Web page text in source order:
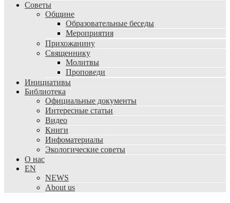
Советы
Общине
Образовательные беседы
Мероприятия
Прихожанину
Священнику
Молитвы
Проповеди
Инициативы
Библиотека
Официальные документы
Интересные статьи
Видео
Книги
Инфоматериалы
Экологические советы
О нас
EN
NEWS
About us